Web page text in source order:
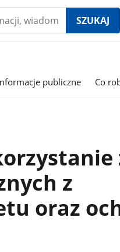
SZUKAJ
publiczne Co
z
oraz